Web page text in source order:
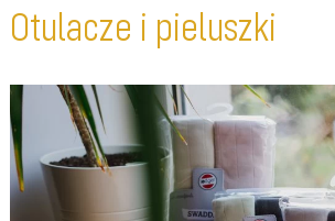
Otulacze i pieluszki